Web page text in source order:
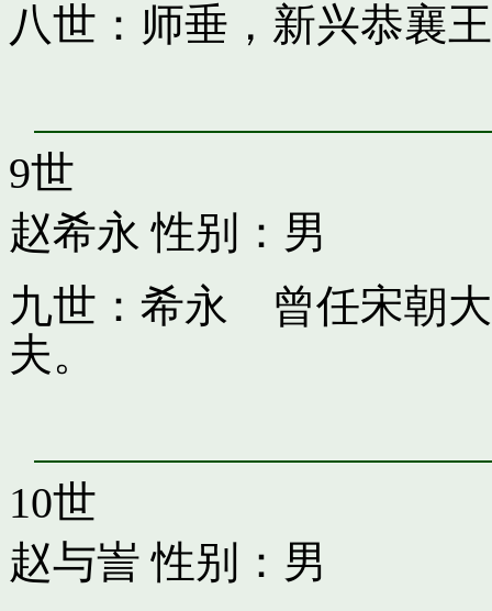
八世：师垂，新兴恭襄王
9世
赵希永 性别：男
九世：希永 曾任宋朝
夫。
10世
赵与訔 性别：男